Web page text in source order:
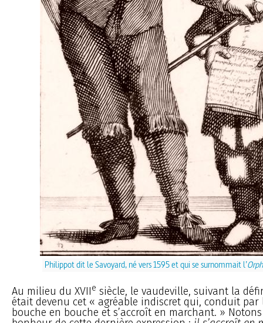
Philippot dit le Savoyard, né vers 1595 et qui se surnommait l’
Au milieu du XVIIe siècle, le vaudeville, suivant la
était devenu cet « agréable indiscret qui, conduit par
bouche en bouche et s’accroît en marchant. »